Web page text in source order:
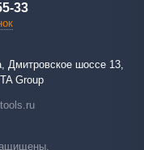
33
Дмитровское шоссе 13,
Group